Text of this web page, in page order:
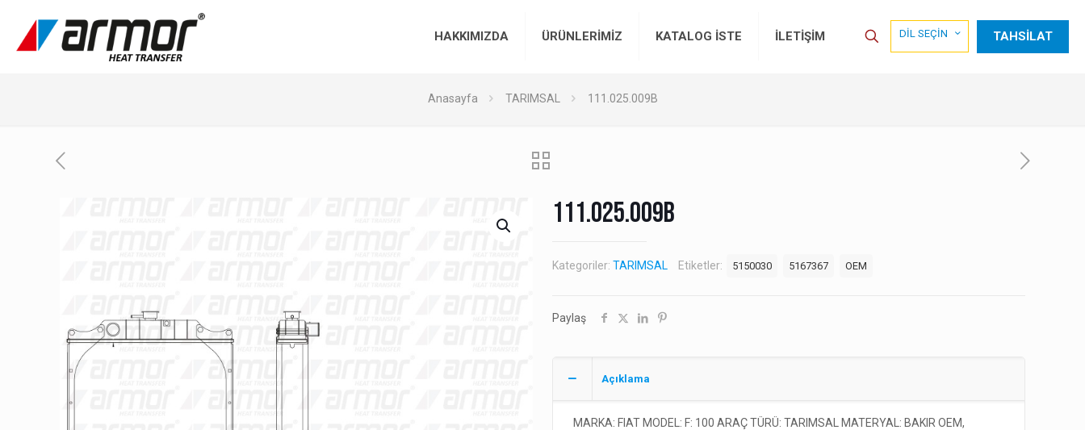
HAKKIMIZDA ÜRÜNLERİMİZ KATALOG İSTE İLETİŞİM DİL SEÇİN TAHSİLAT
Anasayfa TARIMSAL 111.025.009B
111.025.009B
Kategoriler: TARIMSAL Etiketler: 5150030 5167367 OEM
Paylaş
Açıklama
MARKA: FIAT MODEL: F: 100 ARAÇ TÜRÜ: TARIMSAL MATERYAL: BAKIR OEM,